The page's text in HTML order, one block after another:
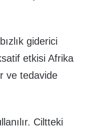
giderici
etkisi Afrika
ve tedavide
Ciltteki